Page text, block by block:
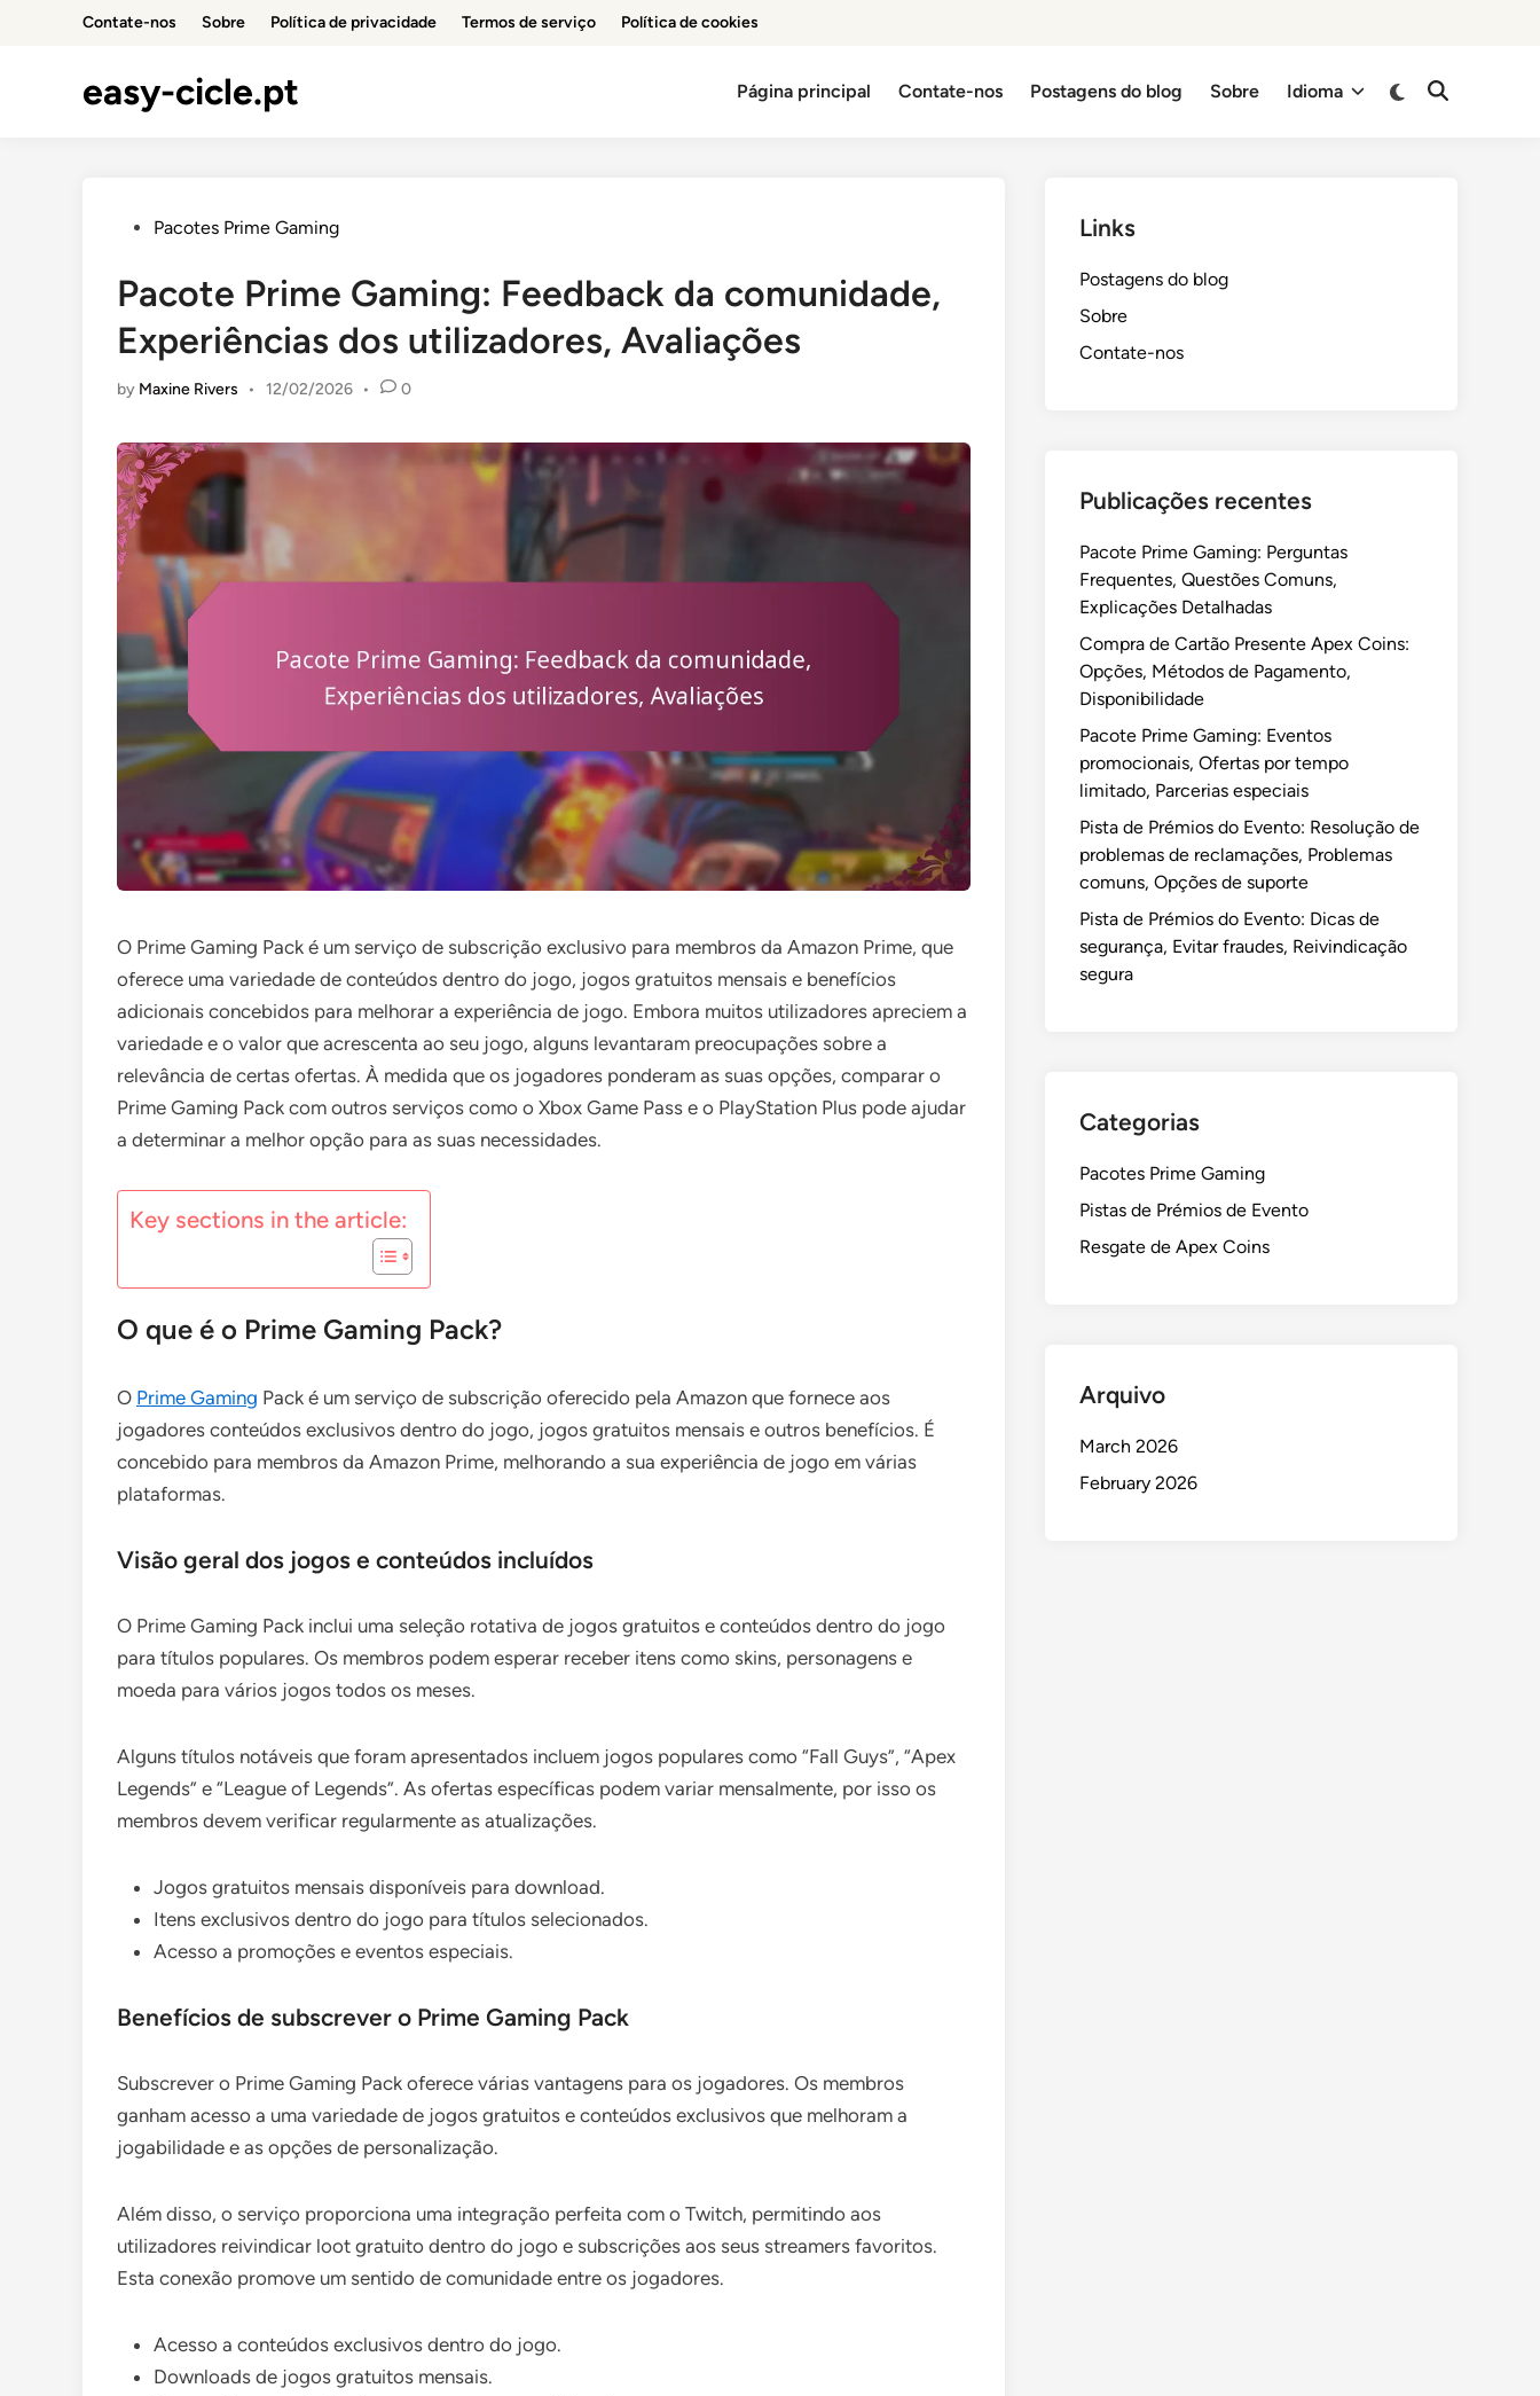
Contate-nos Sobre Política de privacidade Termos de serviço Política de cookies
easy-cicle.pt Página principal Contate-nos Postagens do blog Sobre Idioma
Switch
Open
PostedPacotes Prime Gaming
Pacote Prime Gaming: Feedback da comunidade,
Experiências dos utilizadores, Avaliações
by Maxine Rivers • 12/02/2026 • 0
O Prime Gaming Pack é um serviço de subscrição exclusivo para membros da Amazon Prime, que
oferece uma variedade de conteúdos dentro do jogo, jogos gratuitos mensais e benefícios
adicionais concebidos para melhorar a experiência de jogo. Embora muitos utilizadores apreciem a
variedade e o valor que acrescenta ao seu jogo, alguns levantaram preocupações sobre a
relevância de certas ofertas. À medida que os jogadores ponderam as suas opções, comparar o
Prime Gaming Pack com outros serviços como o Xbox Game Pass e o PlayStation Plus pode ajudar
a determinar a melhor opção para as suas necessidades.
Key sections in the article:
O que é o Prime Gaming Pack?
O Prime Gaming Pack é um serviço de subscrição oferecido pela Amazon que fornece aos
jogadores conteúdos exclusivos dentro do jogo, jogos gratuitos mensais e outros benefícios. É
concebido para membros da Amazon Prime, melhorando a sua experiência de jogo em várias
plataformas.
Visão geral dos jogos e conteúdos incluídos
O Prime Gaming Pack inclui uma seleção rotativa de jogos gratuitos e conteúdos dentro do jogo
para títulos populares. Os membros podem esperar receber itens como skins, personagens e
moeda para vários jogos todos os meses.
Alguns títulos notáveis que foram apresentados incluem jogos populares como “Fall Guys”, “Apex
Legends” e “League of Legends”. As ofertas específicas podem variar mensalmente, por isso os
membros devem verificar regularmente as atualizações.
Jogos gratuitos mensais disponíveis para download.
Itens exclusivos dentro do jogo para títulos selecionados.
Acesso a promoções e eventos especiais.
Benefícios de subscrever o Prime Gaming Pack
Subscrever o Prime Gaming Pack oferece várias vantagens para os jogadores. Os membros
ganham acesso a uma variedade de jogos gratuitos e conteúdos exclusivos que melhoram a
jogabilidade e as opções de personalização.
Além disso, o serviço proporciona uma integração perfeita com o Twitch, permitindo aos
utilizadores reivindicar loot gratuito dentro do jogo e subscrições aos seus streamers favoritos.
Esta conexão promove um sentido de comunidade entre os jogadores.
Acesso a conteúdos exclusivos dentro do jogo.
Downloads de jogos gratuitos mensais.
Links
Postagens do blog
Sobre
Contate-nos
Publicações recentes
Pacote Prime Gaming: Perguntas
Frequentes, Questões Comuns,
Explicações Detalhadas
Compra de Cartão Presente Apex Coins:
Opções, Métodos de Pagamento,
Disponibilidade
Pacote Prime Gaming: Eventos
promocionais, Ofertas por tempo
limitado, Parcerias especiais
Pista de Prémios do Evento: Resolução de
problemas de reclamações, Problemas
comuns, Opções de suporte
Pista de Prémios do Evento: Dicas de
segurança, Evitar fraudes, Reivindicação
segura
Categorias
Pacotes Prime Gaming
Pistas de Prémios de Evento
Resgate de Apex Coins
Arquivo
March 2026
February 2026